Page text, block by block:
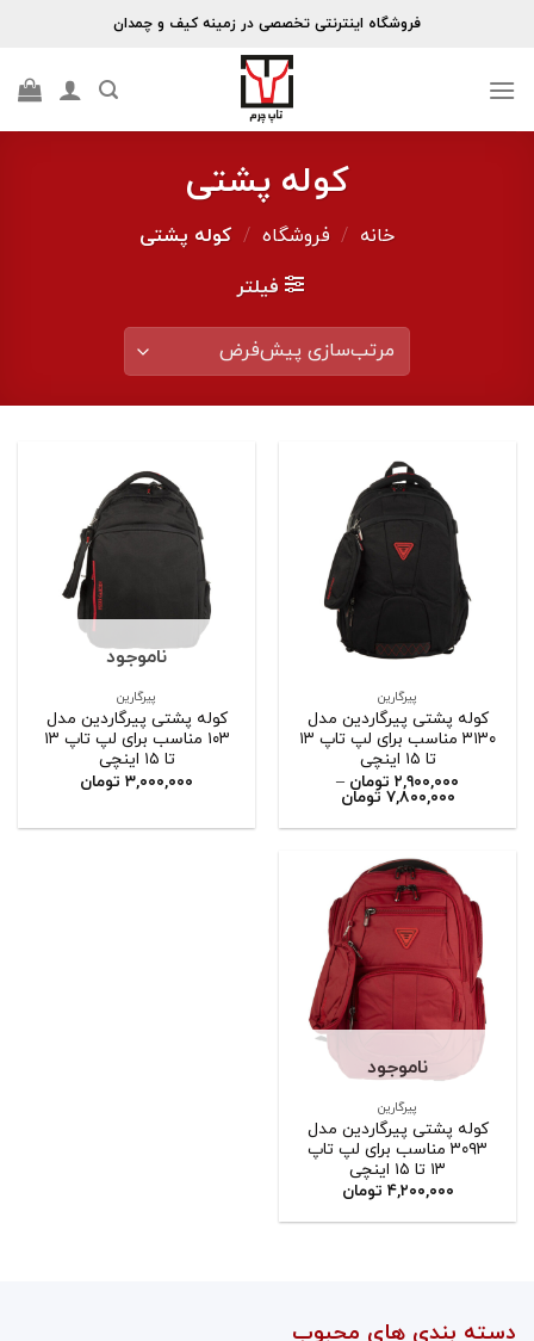
فروشگاه اینترنتی تخصصی در زمینه کیف و چمدان
کوله پشتی
خانه / فروشگاه / کوله پشتی
فیلتر
پیرگارین
کوله پشتی پیرگاردین مدل
۳۱۳۰ مناسب برای لپ تاپ ۱۳
تا ۱۵ اینچی
۲,۹۰۰,۰۰۰ تومان –
۷,۸۰۰,۰۰۰ تومان
ناموجود
پیرگارین
کوله پشتی پیرگاردین مدل
۱۰۳ مناسب برای لپ تاپ ۱۳
تا ۱۵ اینچی
۳,۰۰۰,۰۰۰ تومان
ناموجود
پیرگارین
کوله پشتی پیرگاردین مدل
۳۰۹۳ مناسب برای لپ تاپ
۱۳ تا ۱۵ اینچی
۴,۲۰۰,۰۰۰ تومان
دسته بندی های محبوب